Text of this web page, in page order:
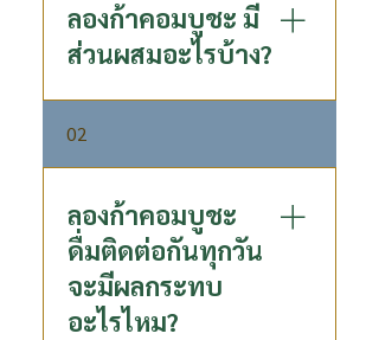
ลองก้าคอมบูชะ มี
ส่วนผสมอะไรบ้าง?
ลองก้า คอมบูชะ คือเครื่องดื่มชา
เข้มข้นสูตรเฉพาะของ P80 โดย
มีส่วนประกอบดังนี้: คอมบูชะ
(Kombucha) 99.19% น้ำลำไย
เข้มข้น 0.5% เกลือ 0.06% สาร
ให้ความหวานจากธรรมชาติ
02
ลองก้าคอมบูชะ
ดื่มติดต่อกันทุกวัน
จะมีผลกระทบ
อะไรไหม?